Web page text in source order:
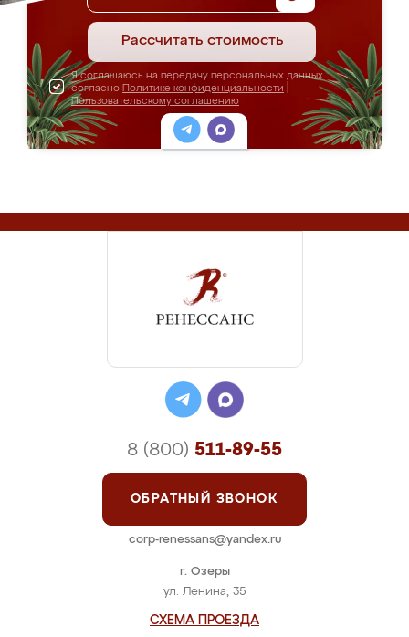
Рассчитать стоимость
Я соглашаюсь на передачу персональных данных
согласно Политике конфиденциальности
Пользовательскому соглашению
г. Озеры
ул. Ленина, 35
СХЕМА ПРОЕЗДА
8 (800) 511-89-55
ОБРАТНЫЙ ЗВОНОК
corp-renessans@yandex.ru